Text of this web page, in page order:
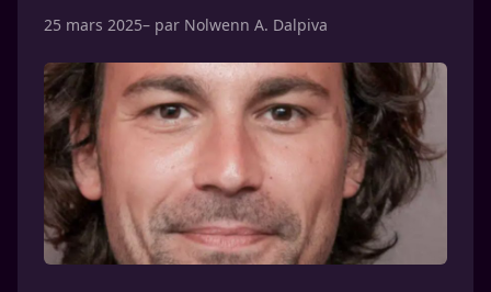
25 mars 2025– par Nolwenn A. Dalpiva